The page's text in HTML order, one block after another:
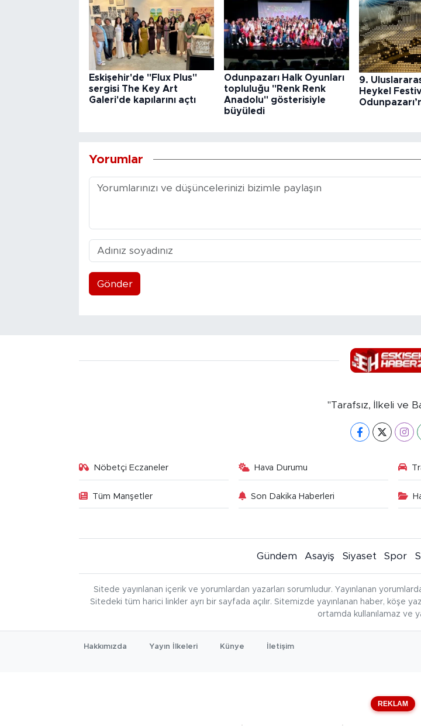
Eskişehir'de "Flux Plus"
sergisi The Key Art
Galeri'de kapılarını açtı
Odunpazarı Halk Oyunları
topluluğu "Renk Renk
Anadolu" gösterisiyle
büyüledi
9.
Heykel
Yorumlar
Gönder
"Tarafsız, İlkeli ve
Nöbetçi Eczaneler Hava Durumu
Tüm Manşetler Son Dakika Haberleri
Gündem Asayiş Siyaset Spor
Sitede yayınlanan içerik ve yorumlardan yazarları sorumludur. Yayınlanan
Sitedeki tüm harici linkler ayrı bir sayfada açılır. Sitemizde yayınlanan haber, köşe
ortamda kullanılamaz ve
Hakkımızda Yayın İlkeleri Künye İletişim
REKLAM